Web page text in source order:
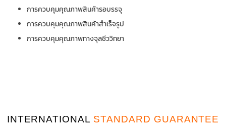
การควบคุมคุณภาพสินค้ารอบรรจุ
การควบคุมคุณภาพสินค้าสำเร็จรูป
การควบคุมคุณภาพทางจุลชีววิทยา
INTERNATIONAL STANDARD GUARANTEE